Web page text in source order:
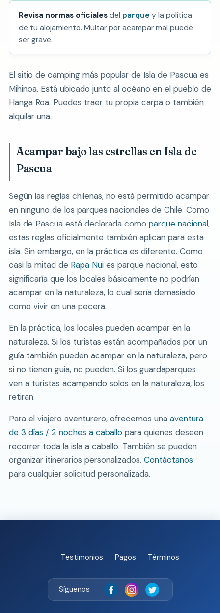
Revisa normas oficialesdel parque y la política
de tu alojamiento. Multar por acampar mal puede
ser grave.
El sitio de camping más popular de Isla de Pascua es
Mihinoa. Está ubicado junto al océano en el pueblo de
Hanga Roa. Puedes traer tu propia carpa o también
alquilar una.
Acampar bajo las estrellas en Isla de
Pascua
Según las reglas chilenas, no está permitido acampar
en ninguno de los parques nacionales de Chile. Como
Isla de Pascua está declarada como parque nacional,
estas reglas oficialmente también aplican para esta
isla. Sin embargo, en la práctica es diferente. Como
casi la mitad de Rapa Nuies parque nacional, esto
significaría que los locales básicamente no podrían
acampar en la naturaleza, lo cual sería demasiado
como vivir en una pecera.
En la práctica, los locales pueden acampar en la
naturaleza. Si los turistas están acompañados por un
guía también pueden acampar en la naturaleza, pero
si no tienen guía, no pueden. Si los guardaparques
ven a turistas acampando solos en la naturaleza, los
retiran.
Para el viajero aventurero, ofrecemos una aventura
de 3 días / 2 noches a caballopara quienes deseen
recorrer toda la isla a caballo. También se pueden
organizar itinerarios personalizados. Contáctanos
para cualquier solicitud personalizada.
Testimonios Pagos Términos
Síguenos